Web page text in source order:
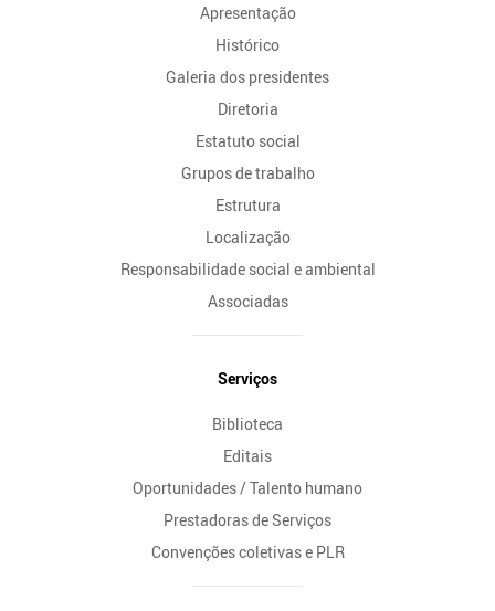
Apresentação
Histórico
Galeria dos presidentes
Diretoria
Estatuto social
Grupos de trabalho
Estrutura
Localização
Responsabilidade social e ambiental
Associadas
Serviços
Biblioteca
Editais
Oportunidades / Talento humano
Prestadoras de Serviços
Convenções coletivas e PLR